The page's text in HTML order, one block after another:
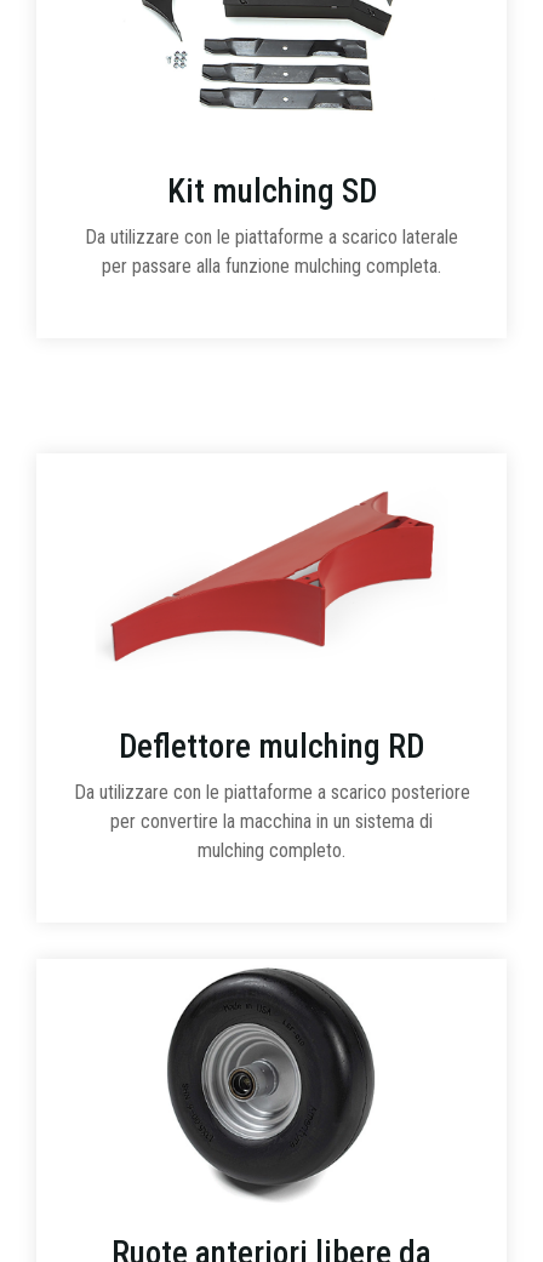
Kit mulching SD
Da utilizzare con le piattaforme a scarico laterale
per passare alla funzione mulching completa.
Deflettore mulching RD
Da utilizzare con le piattaforme a scarico posteriore
per convertire la macchina in un sistema di
mulching completo.
Ruote anteriori libere da